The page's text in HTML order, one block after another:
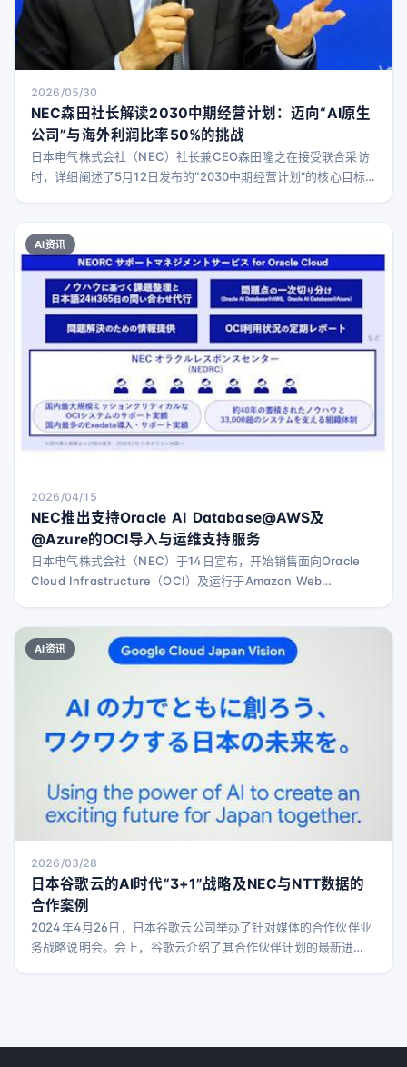
2026/05/30
NEC森田社长解读2030中期经营计划：迈向“AI原生
公司”与海外利润比率50%的挑战
日本电气株式会社（NEC）社长兼CEO森田隆之在接受联合采访
时，详细阐述了5月12日发布的“2030中期经营计划”的核心目标
旗下BluStellar业务预计到2030财年实现销售收入1.3万亿日元，
Non-GAAP营业利润率目标为25%。 此外，NEC还提出了一个长
期经营目标—
AI资讯
2026/04/15
NEC推出支持Oracle AI Database@AWS及
@Azure的OCI导入与运维支持服务
日本电气株式会社（NEC）于14日宣布，开始销售面向Oracle
Cloud Infrastructure（OCI）及运行于Amazon Web
Database@Azure”的支持服务，名为“NEORC支持管理服务
AI资讯
2026/03/28
日本谷歌云的AI时代“3+1”战略及NEC与NTT数据的
合作案例
2024年4月26日，日本谷歌云公司举办了针对媒体的合作伙伴业
务战略说明会。会上，谷歌云介绍了其合作伙伴计划的最新进
横向且自主协作，成为企业的重要合作伙伴。